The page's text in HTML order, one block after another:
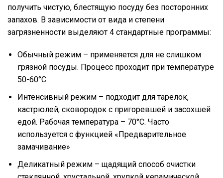
получить чистую, блестящую посуду без посторонних
запахов. В зависимости от вида и степени
загрязненности выделяют 4 стандартные программы:
Обычный режим – применяется для не слишком
грязной посуды. Процесс проходит при температуре
50-60°С
Интенсивный режим – подходит для тарелок,
кастрюлей, сковородок с пригоревшей и засохшей
едой. Рабочая температура – 70°С. Часто
используется с функцией «Предварительное
замачивание»
Деликатный режим – щадящий способ очистки